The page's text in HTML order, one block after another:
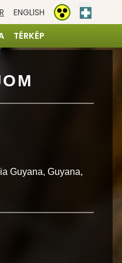
ENGLISH
TÉRKÉP
Guyana, Guyana,